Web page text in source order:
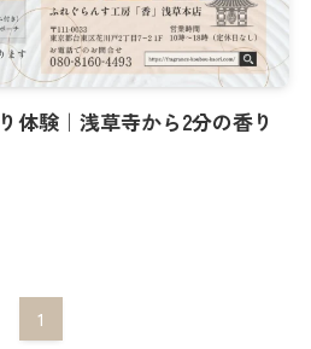
体験｜浅草寺から2分の香り
1